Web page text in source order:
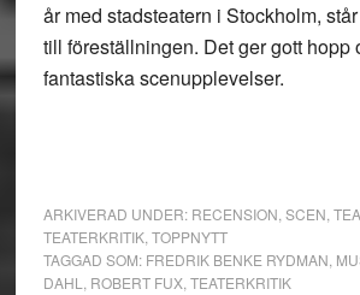
år med stadsteatern i Stockholm,
till föreställningen. Det ger gott hopp
fantastiska scenupplevelser.
ARKIVERAD UNDER: RECENSION SCEN
TEATERKRITIK, TOPPNYTT
TAGGAD SOM: FREDRIK BENKE RYDMAN
DAHL
ROBERT FUX, TEATERKRITIK